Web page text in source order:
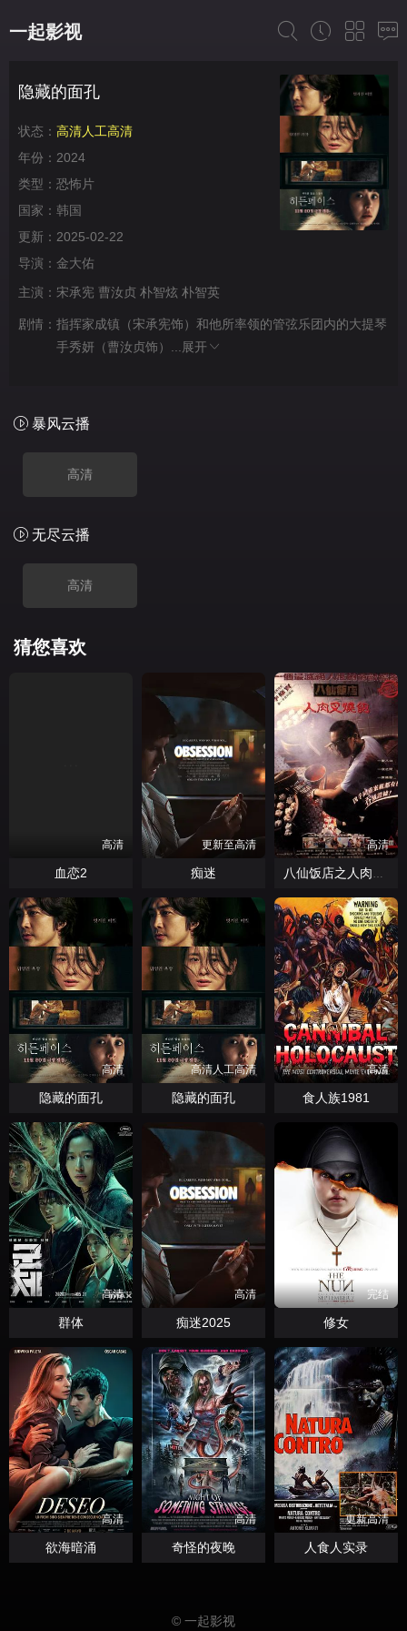
一起影视
隐藏的面孔
状态： 高清人工高清
年份： 2024
类型： 恐怖片
国家： 韩国
更新： 2025-02-22
导演： 金大佑
主演： 宋承宪 曹汝贞 朴智炫 朴智英
剧情： 指挥家成镇（宋承宪饰）和他所率领的管弦乐团内的大提琴
手秀妍（曹汝贞饰）...
展开
暴风云播
高清
无尽云播
高清
猜您喜欢
高清
血恋2
更新至高清
痴迷
高清
八仙饭店之人肉叉烧包
高清
隐藏的面孔
高清人工高清
隐藏的面孔
高清
食人族1981
高清
群体
高清
痴迷2025
完结
修女
高清
欲海暗涌
高清
奇怪的夜晚
更新高清
人食人实录
© 一起影视